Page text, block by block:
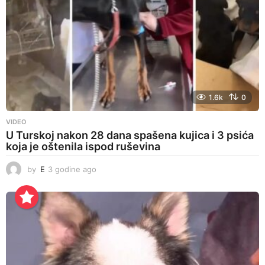
1.6k 0
VIDEO
U Turskoj nakon 28 dana spašena kujica i 3 psića
koja je oštenila ispod ruševina
by E 3 godine ago
o
i
n
e